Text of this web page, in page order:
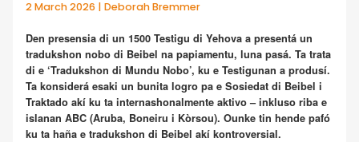
2 March 2026 | Deborah Bremmer
Den presensia di un 1500 Testigu di Yehova a presentá un
tradukshon nobo di Beibel na papiamentu, luna pasá. Ta trata
di e ‘Tradukshon di Mundu Nobo’, ku e Testigunan a produsí.
Ta konsiderá esaki un bunita logro pa e Sosiedat di Beibel i
Traktado akí ku ta internashonalmente aktivo – inkluso riba e
islanan ABC (Aruba, Boneiru i Kòrsou). Ounke tin hende pafó
ku ta haña e tradukshon di Beibel akí kontroversial.